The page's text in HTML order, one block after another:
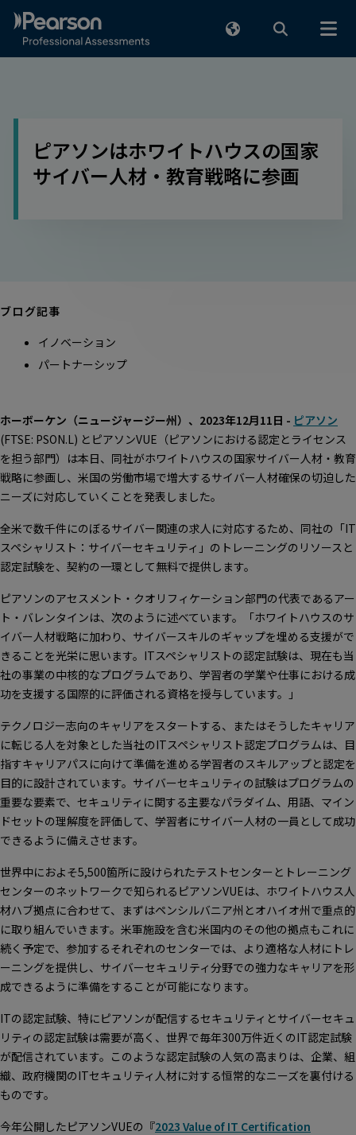
ピアソンはホワイトハウスの国家
サイバー人材・教育戦略に参画
ブログ記事
イノベーション
パートナーシップ
ホーボーケン（ニュージャージー州）、2023年12月11日 - ピアソン
(FTSE: PSON.L) とピアソンVUE（ピアソンにおける認定とライセンス
を担う部門）は本日、同社がホワイトハウスの国家サイバー人材・教育
戦略に参画し、米国の労働市場で増大するサイバー人材確保の切迫した
ニーズに対応していくことを発表しました。
全米で数千件にのぼるサイバー関連の求人に対応するため、同社の「IT
スペシャリスト：サイバーセキュリティ」のトレーニングのリソースと
認定試験を、契約の一環として無料で提供します。
ピアソンのアセスメント・クオリフィケーション部門の代表であるアー
ト・バレンタインは、次のように述べています。「ホワイトハウスのサ
イバー人材戦略に加わり、サイバースキルのギャップを埋める支援がで
きることを光栄に思います。ITスペシャリストの認定試験は、現在も当
社の事業の中核的なプログラムであり、学習者の学業や仕事における成
功を支援する国際的に評価される資格を授与しています。」
テクノロジー志向のキャリアをスタートする、またはそうしたキャリア
に転じる人を対象とした当社のITスペシャリスト認定プログラムは、目
指すキャリアパスに向けて準備を進める学習者のスキルアップと認定を
目的に設計されています。サイバーセキュリティの試験はプログラムの
重要な要素で、セキュリティに関する主要なパラダイム、用語、マイン
ドセットの理解度を評価して、学習者にサイバー人材の一員として成功
できるように備えさせます。
世界中におよそ5,500箇所に設けられたテストセンターとトレーニング
センターのネットワークで知られるピアソンVUEは、ホワイトハウス人
材ハブ拠点に合わせて、まずはペンシルバニア州とオハイオ州で重点的
に取り組んでいきます。米軍施設を含む米国内のその他の拠点もこれに
続く予定で、参加するそれぞれのセンターでは、より適格な人材にトレ
ーニングを提供し、サイバーセキュリティ分野での強力なキャリアを形
成できるように準備をすることが可能になります。
ITの認定試験、特にピアソンが配信するセキュリティとサイバーセキュ
リティの認定試験は需要が高く、世界で毎年300万件近くのIT認定試験
が配信されています。このような認定試験の人気の高まりは、企業、組
織、政府機関のITセキュリティ人材に対する恒常的なニーズを裏付ける
ものです。
今年公開したピアソンVUEの『2023 Value of IT Certification